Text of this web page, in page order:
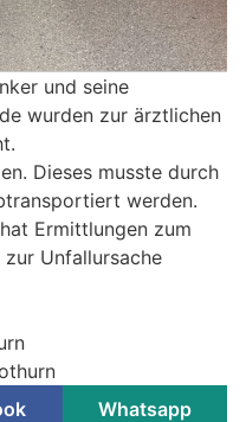
und seine
wurden zur ärztlichen
Dieses musste durch
werden.
Ermittlungen zum
Unfallursache
Whatsapp